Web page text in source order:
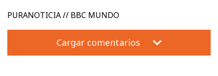
PURANOTICIA // BBC MUNDO
Cargar comentarios